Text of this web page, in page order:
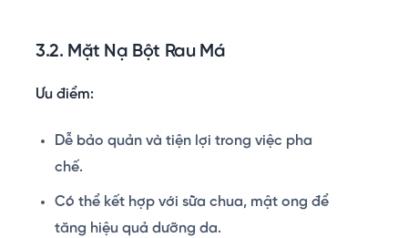
3.2. Mặt Nạ Bột Rau Má
Ưu điểm:
Dễ bảo quản và tiện lợi trong việc pha
chế.
Có thể kết hợp với sữa chua, mật ong để
tăng hiệu quả dưỡng da.